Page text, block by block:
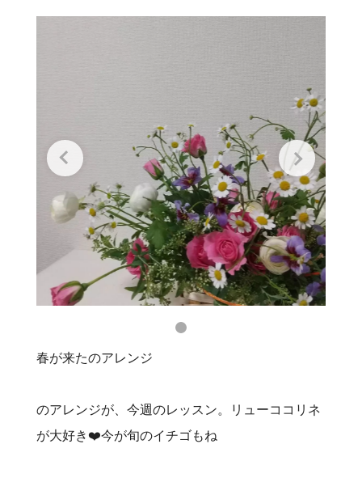
春が来たのアレンジ
のアレンジが、今週のレッスン。リューココリネ
が大好き❤️今が旬のイチゴもね